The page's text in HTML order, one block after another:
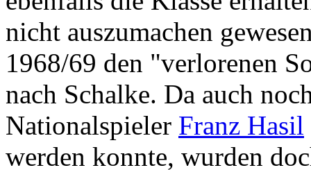
nicht auszumachen
1968/69 den "verlorenen
nach Schalke. Da auch
Nationalspieler Franz Hasil
werden konnte, wurden